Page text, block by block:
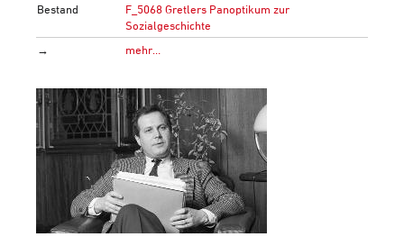
Bestand
F_5068 Gretlers Panoptikum zur
Sozialgeschichte
→
mehr…